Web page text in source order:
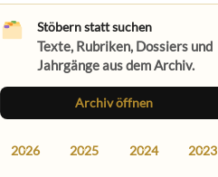
Stöbern statt suchen
Texte, Rubriken, Dossiers und
Jahrgänge aus dem Archiv.
Archiv öffnen
2026 2025 2024 2023